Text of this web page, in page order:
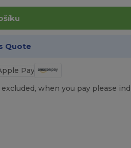
Quote
when you pay please